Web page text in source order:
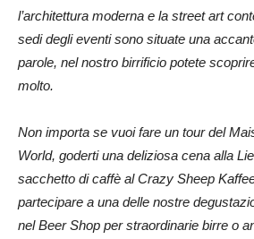
l’architettura moderna e la street art
sedi degli eventi sono situate una
parole, nel nostro birrificio potete
molto.
Non importa se vuoi fare un tour del
World, goderti una deliziosa cena alla
sacchetto di caffè al Crazy Sheep
partecipare a una delle nostre
nel Beer Shop per straordinarie birre o